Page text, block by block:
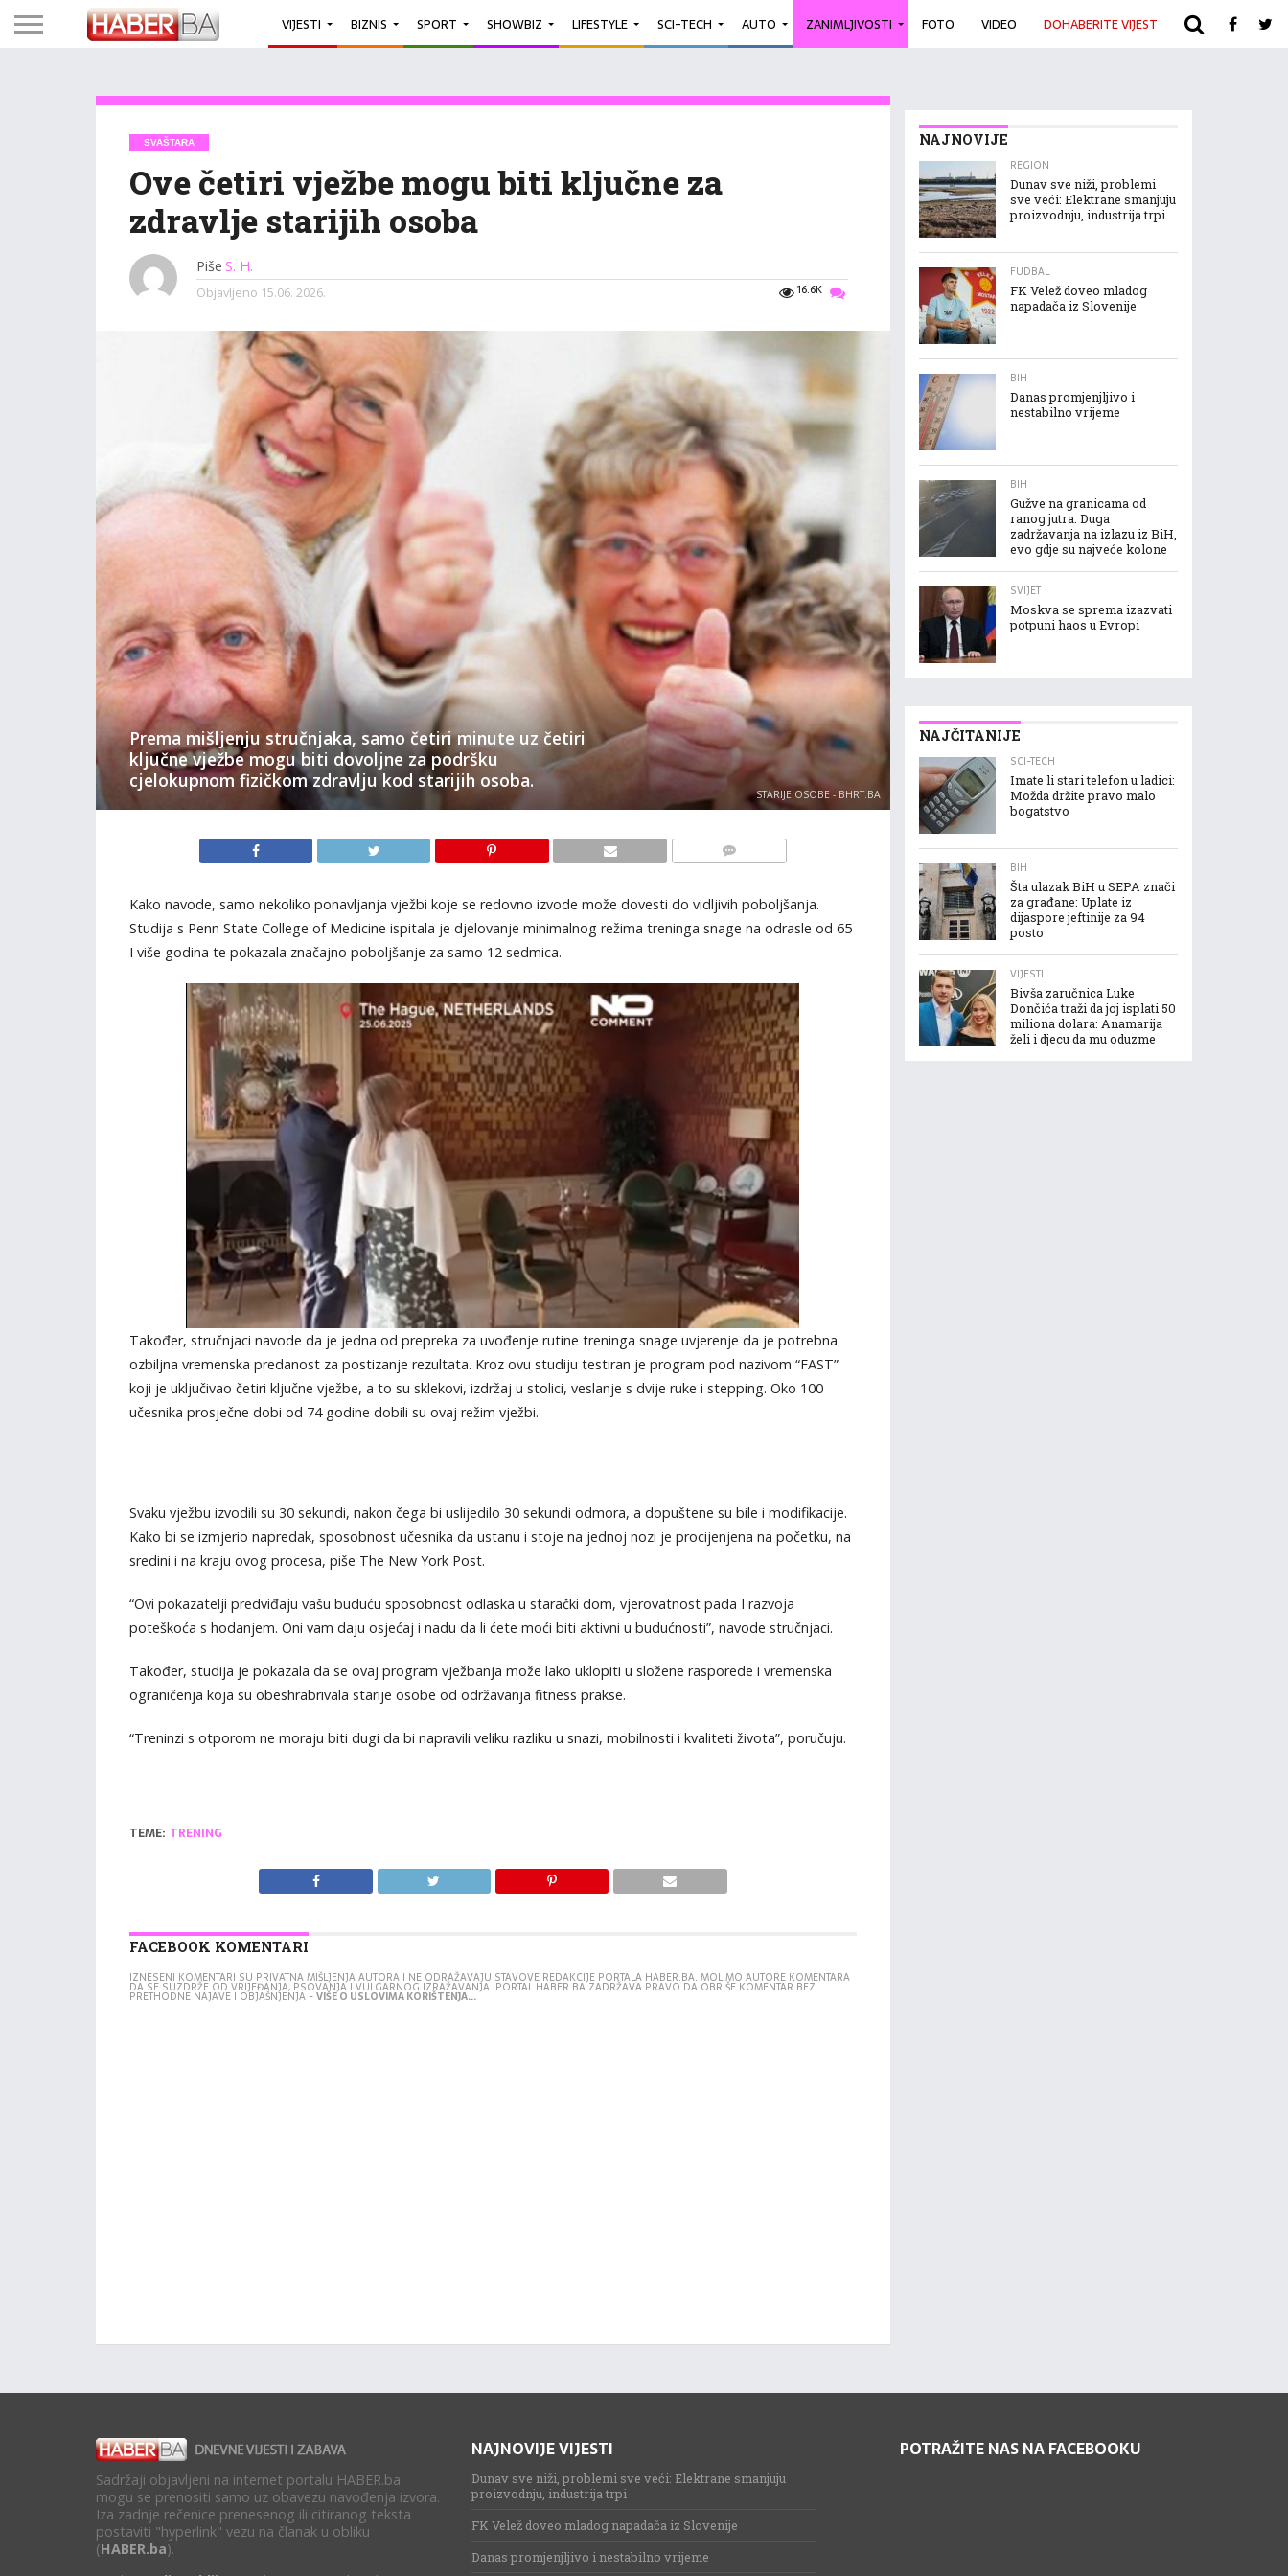
VIJESTI BIZNIS SPORT SHOWBIZ LIFESTYLE SCI-TECH AUTO ZANIMLJIVOSTI FOTO VIDEO DOHABERITE VIJEST ARHIVA
SVAŠTARA
Ove četiri vježbe mogu biti ključne za
zdravlje starijih osoba
Piše S. H.
16.6K
Objavljeno 15.06. 2026.
Prema mišljenju stručnjaka, samo četiri minute uz četiri
ključne vježbe mogu biti dovoljne za podršku
cjelokupnom fizičkom zdravlju kod starijih osoba.
STARIJE OSOBE - BHRT.BA
Kako navode, samo nekoliko ponavljanja vježbi koje se redovno izvode može dovesti do vidljivih poboljšanja.
Studija s Penn State College of Medicine ispitala je djelovanje minimalnog režima treninga snage na odrasle od 65
I više godina te pokazala značajno poboljšanje za samo 12 sedmica.
Također, stručnjaci navode da je jedna od prepreka za uvođenje rutine treninga snage uvjerenje da je potrebna
ozbiljna vremenska predanost za postizanje rezultata. Kroz ovu studiju testiran je program pod nazivom “FAST”
koji je uključivao četiri ključne vježbe, a to su sklekovi, izdržaj u stolici, veslanje s dvije ruke i stepping. Oko 100
učesnika prosječne dobi od 74 godine dobili su ovaj režim vježbi.
Svaku vježbu izvodili su 30 sekundi, nakon čega bi uslijedilo 30 sekundi odmora, a dopuštene su bile i modifikacije.
Kako bi se izmjerio napredak, sposobnost učesnika da ustanu i stoje na jednoj nozi je procijenjena na početku, na
sredini i na kraju ovog procesa, piše The New York Post.
“Ovi pokazatelji predviđaju vašu buduću sposobnost odlaska u starački dom, vjerovatnost pada I razvoja
poteškoća s hodanjem. Oni vam daju osjećaj i nadu da li ćete moći biti aktivni u budućnosti”, navode stručnjaci.
Također, studija je pokazala da se ovaj program vježbanja može lako uklopiti u složene rasporede i vremenska
ograničenja koja su obeshrabrivala starije osobe od održavanja fitness prakse.
“Treninzi s otporom ne moraju biti dugi da bi napravili veliku razliku u snazi, mobilnosti i kvaliteti života”, poručuju.
TEME: TRENING
FACEBOOK KOMENTARI
IZNESENI KOMENTARI SU PRIVATNA MIŠLJENJA AUTORA I NE ODRAŽAVAJU STAVOVE REDAKCIJE PORTALA HABER.BA. MOLIMO AUTORE KOMENTARA
DA SE SUZDRŽE OD VRIJEĐANJA, PSOVANJA I VULGARNOG IZRAŽAVANJA. PORTAL HABER.BA ZADRŽAVA PRAVO DA OBRIŠE KOMENTAR BEZ
PRETHODNE NAJAVE I OBJAŠNJENJA -VIŠE O USLOVIMA KORIŠTENJA...
NAJNOVIJE
REGION
Dunav sve niži, problemi
sve veći: Elektrane smanjuju
proizvodnju, industrija trpi
FUDBAL
FK Velež doveo mladog
napadača iz Slovenije
BIH
Danas promjenjljivo i
nestabilno vrijeme
BIH
Gužve na granicama od
ranog jutra: Duga
zadržavanja na izlazu iz BiH,
evo gdje su najveće kolone
SVIJET
Moskva se sprema izazvati
potpuni haos u Evropi
NAJČITANIJE
SCI-TECH
Imate li stari telefon u ladici:
Možda držite pravo malo
bogatstvo
BIH
Šta ulazak BiH u SEPA znači
za građane: Uplate iz
dijaspore jeftinije za 94
posto
VIJESTI
Bivša zaručnica Luke
Dončića traži da joj isplati 50
miliona dolara: Anamarija
želi i djecu da mu oduzme
Sadržaji objavljeni na internet portalu HABER.ba
mogu se prenositi samo uz obavezu navođenja izvora.
Iza zadnje rečenice prenesenog ili citiranog teksta
postaviti "hyperlink" vezu na članak u obliku
(HABER.ba).
NAJNOVIJE VIJESTI
Dunav sve niži, problemi sve veći: Elektrane smanjuju
proizvodnju, industrija trpi
FK Velež doveo mladog napadača iz Slovenije
Danas promjenjljivo i nestabilno vrijeme
POTRAŽITE NAS NA FACEBOOKU